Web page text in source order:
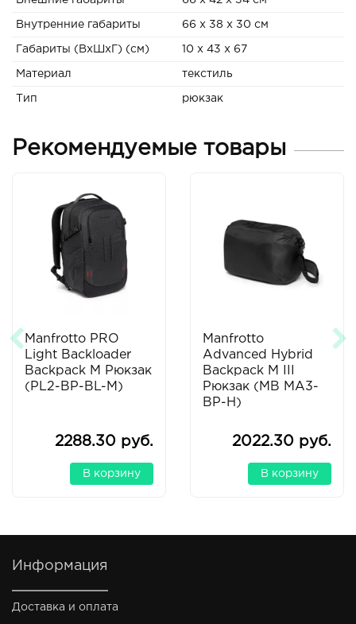
Внутренние габариты 66 x 38 x 30 см
Габариты (ВxШxГ) (см) 10 x 43 x 67
Материал текстиль
Тип рюкзак
Рекомендуемые товары
Manfrotto PRO
Light Backloader
Backpack M Рюкзак
(PL2-BP-BL-M)
2288.30 руб.
В корзину
Manfrotto
Advanced Hybrid
Backpack M III
Рюкзак (MB MA3-
BP-H)
2022.30 руб.
В корзину
Информация
Доставка и оплата